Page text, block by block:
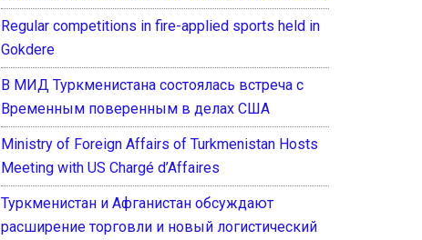
Regular competitions in fire-applied sports held in
Gokdere
В МИД Туркменистана состоялась встреча с
Временным поверенным в делах США
Ministry of Foreign Affairs of Turkmenistan Hosts
Meeting with US Chargé d’Affaires
Туркменистан и Афганистан обсуждают
расширение торговли и новый логистический